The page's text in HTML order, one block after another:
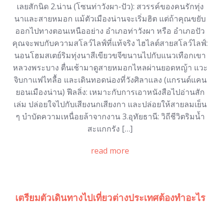
เลยสักนิด 2.น่าน (โซนท่าวังผา-ปัว): สวรรค์ของคนรักทุ่ง
นาและสายหมอก แม้ตัวเมืองน่านจะเริ่มฮิต แต่ถ้าคุณขยับ
ออกไปทางตอนเหนืออย่าง อําเภอท่าวังผา หรือ อําเภอปัว
คุณจะพบกับความสโลว์ไลฟ์ที่แท้จริง ไฮไลต์สายสโลว์ไลฟ์:
นอนโฮมสเตย์ริมทุ่งนาสีเขียวขจีขนานไปกับแนวเทือกเขา
หลวงพระบาง ตื่นเช้ามาดูสายหมอกไหลผ่านยอดหญ้า แวะ
จิบกาแฟไทลื้อ และเดินทอดน่องที่วังศิลาแลง (แกรนด์แคน
ยอนเมืองน่าน) ฟีลลิ่ง: เหมาะกับการเอาหนังสือไปอ่านสัก
เล่ม ปล่อยใจไปกับเสียงนกเสียงกา และปล่อยให้สายลมเย็น
ๆ บำบัดความเหนื่อยล้าจากงาน 3.อุทัยธานี: วิถีชีวิตริมน้ำ
สะแกกรัง […]
read more
เตรียมตัวเดินทางไปเที่ยวต่างประเทศต้องทำอะไร